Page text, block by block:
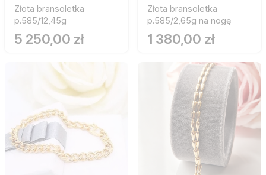
Złota bransoletka
p.585/12,45g
5 250,00 zł
Złota bransoletka
p.585/2,65g na nogę
1 380,00 zł